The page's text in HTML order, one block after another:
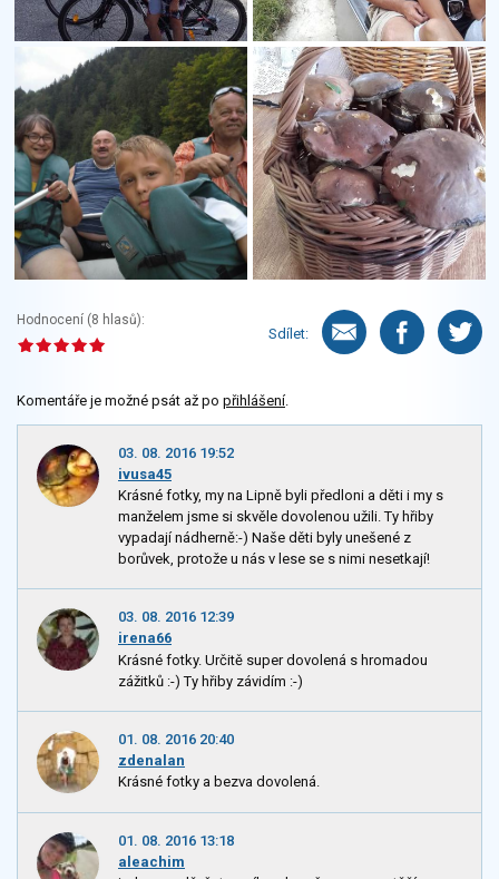
Hodnocení (8 hlasů):
Sdílet:
Komentáře je možné psát až po přihlášení.
03. 08. 2016 19:52
ivusa45
Krásné fotky, my na Lipně byli předloni a děti i my s
manželem jsme si skvěle dovolenou užili. Ty hřiby
vypadají nádherně:-) Naše děti byly unešené z
borůvek, protože u nás v lese se s nimi nesetkají!
03. 08. 2016 12:39
irena66
Krásné fotky. Určitě super dovolená s hromadou
zážitků :-) Ty hřiby závidím :-)
01. 08. 2016 20:40
zdenalan
Krásné fotky a bezva dovolená.
01. 08. 2016 13:18
aleachim